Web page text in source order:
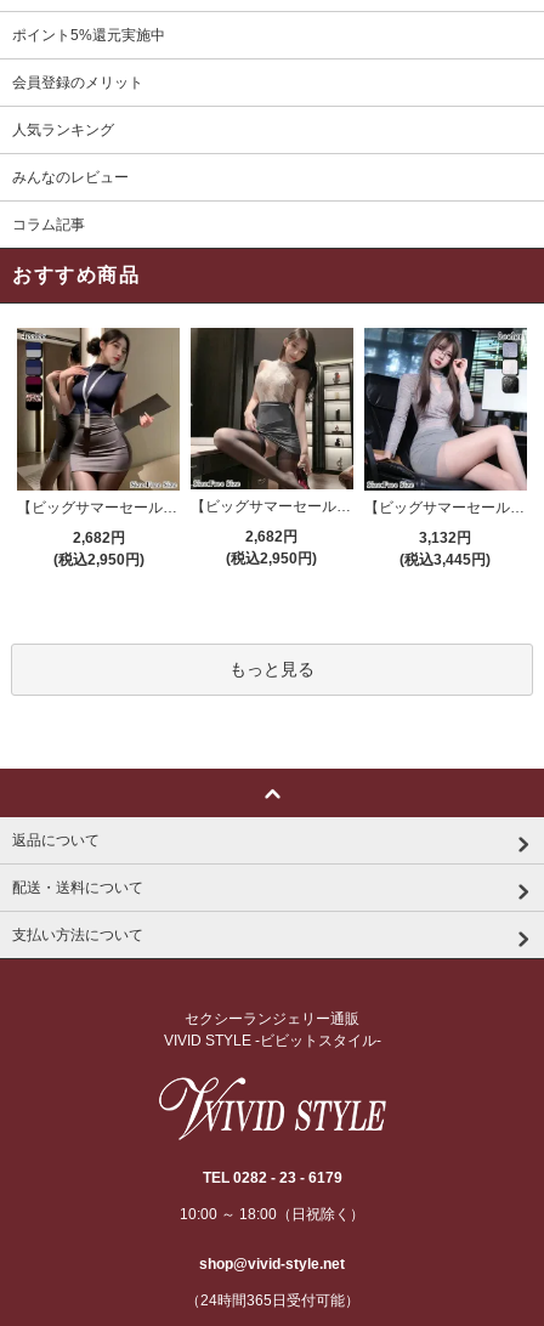
ポイント5%還元実施中
会員登録のメリット
人気ランキング
みんなのレビュー
コラム記事
おすすめ商品
【ビッグサマーセール対象品】セクシーコスプレ(SEXYCOSPLAY) 4421
2,682円
(税込2,950円)
【ビッグサマーセール対象品】セクシーコスプレ(SEXYCOSPLAY) 4191
2,682円
(税込2,950円)
【ビッグサマーセール対象品】セクシーコスプレ(SEXYCOSPLAY) 4173
3,132円
(税込3,445円)
もっと見る
返品について
配送・送料について
支払い方法について
セクシーランジェリー通販
VIVID STYLE -ビビットスタイル-
TEL 0282 - 23 - 6179
10:00 ～ 18:00（日祝除く）
shop@vivid-style.net
（24時間365日受付可能）